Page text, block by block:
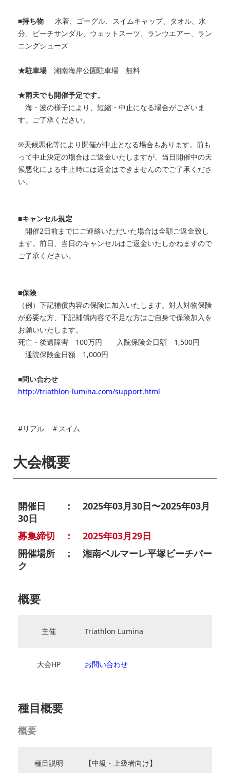
■持ち物 水着、ゴーグル、スイムキャップ、タオル、水
分、ビーチサンダル、ウェットスーツ、 ランウエアー、ラン
ニングシューズ
★駐車場湘南海岸公園駐車場 無料
★雨天でも開催予定です。
海・波の様子により、短縮・中止になる場合がございま
す。ご了承ください。
※天候悪化等により開催が中止となる場合もあります。前も
って中止決定の場合はご返金いたしますが、当日開催中の天
候悪化による中止時には返金はできませんのでご了承くださ
い。
■キャンセル規定
開催2日前までにご連絡いただいた場合は全額ご返金致し
ます。前日、当日のキャンセルはご返金いたしかねますので
ご了承ください。
■保険
（例）下記補償内容の保険に加入いたします。対人対物保険
が必要な方、下記補償内容で不足な方はご自身で保険加入を
お願いいたします。
死亡・後遺障害 100万円 入院保険金日額 1,500円
通院保険金日額 1,000円
■問い合わせ
http://triathlon-lumina.com/support.html
#リアル ＃スイム
大会概要
開催日 ： 2025年03月30日〜2025年03月
30日
募集締切 ： 2025年03月29日
開催場所 ： 湘南ベルマーレ平塚ビーチパー
ク
概要
主催 Triathlon Lumina
大会HP お問い合わせ
種目概要
概要
種目説明 【中級・上級者向け】